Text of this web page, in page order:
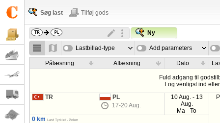
Søg last Tilføj gods
Ny
Lastbillad-type Add parameters
Pålæsning Aflæsning Dato
Fuld adgang til
Log venligst ind
TR
PL
17-20 Aug.
10 Aug. - 13
Aug.
Ma - To
0 km Last Tyrkiet - Polen